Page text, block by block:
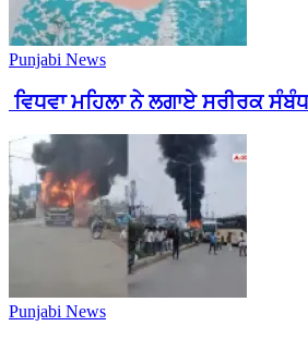
Punjabi News
ਵਿਧਵਾ ਮਹਿਲਾ ਨੇ ਲਗਾਏ ਸਰੀਰਕ
Punjabi News